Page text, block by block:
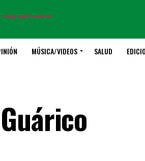
MÚSICA/VIDEOS SALUD